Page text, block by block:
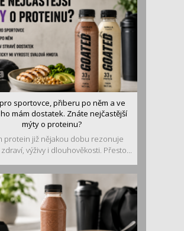
sportovce, přiberu po něm a ve
mám dostatek. Znáte nejčastější
mýty o proteinu?
protein již nějakou dobu rezonuje
výživy i dlouhověkosti. Přesto...